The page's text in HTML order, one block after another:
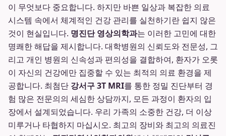
이 무엇보다 중요합니다. 하지만 바쁜 일상과 복잡한 의료
시스템 속에서 체계적인 건강 관리를 실천하기란 쉽지 않은
것이 현실입니다. 명진단 영상의학과는 이러한 고민에 대한
명쾌한 해답을 제시합니다. 대학병원의 신뢰도와 전문성, 그
리고 개인 병원의 신속성과 편의성을 결합하여, 환자가 오롯
이 자신의 건강에만 집중할 수 있는 최적의 의료 환경을 제
공합니다. 최첨단 강서구 3T MRI를 통한 정밀 진단부터 경
험 많은 전문의의 세심한 상담까지, 모든 과정이 환자의 입
장에서 설계되었습니다. 우리 가족의 소중한 건강, 더 이상
미루거나 타협하지 마십시오. 최고의 장비와 최고의 의료진